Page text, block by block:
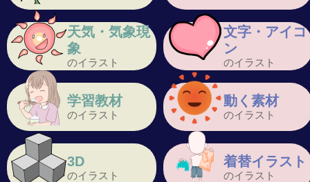
天気・気象現
象
のイラスト
文字・アイコ
ン
のイラスト
学習教材
のイラスト
動く素材
のイラスト
3D
のイラスト
着替イラスト
のイラスト